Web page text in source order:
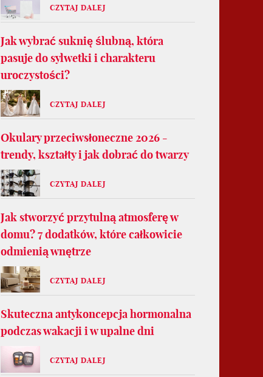
CZYTAJ DALEJ
Jak wybrać suknię ślubną, która
pasuje do sylwetki i charakteru
uroczystości?
CZYTAJ DALEJ
Okulary przeciwsłoneczne 2026 -
trendy, kształty i jak dobrać do twarzy
CZYTAJ DALEJ
Jak stworzyć przytulną atmosferę w
domu? 7 dodatków, które całkowicie
odmienią wnętrze
CZYTAJ DALEJ
Skuteczna antykoncepcja hormonalna
podczas wakacji i w upalne dni
CZYTAJ DALEJ